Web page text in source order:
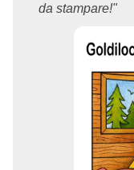
da stampare!"